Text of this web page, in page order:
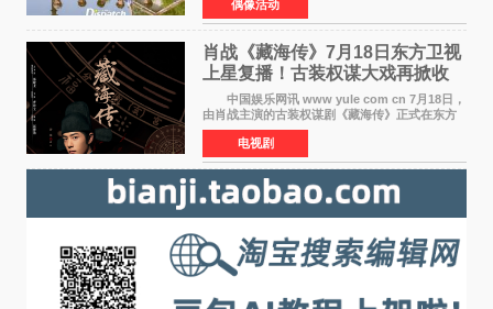
首次担任杂志画报主角的完整体，AND2BLE用清
澈的少年感与全新的夏天相遇了
偶像活动
肖战《藏海传》7月18日东方卫视
上星复播！古装权谋大戏再掀收
视热潮
中国娱乐网讯 www yule com cn 7月18日，
由肖战主演的古装权谋剧《藏海传》正式在东方
卫视上星复播，引发广泛关注。该剧此前已在网
络平台播出，凭借精良制作和紧凑剧情收获不俗
口碑，此次上
电视剧